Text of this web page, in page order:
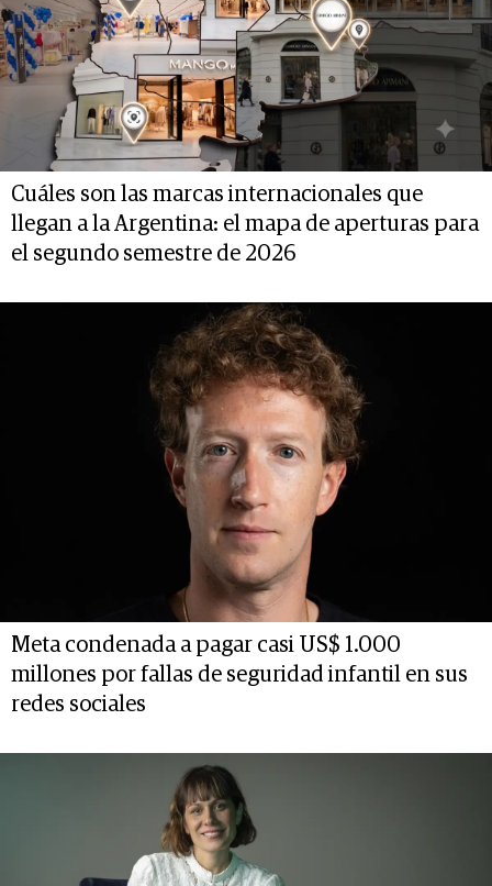
Cuáles son las marcas internacionales que
llegan a la Argentina: el mapa de aperturas para
el segundo semestre de 2026
Meta condenada a pagar casi US$ 1.000
millones por fallas de seguridad infantil en sus
redes sociales